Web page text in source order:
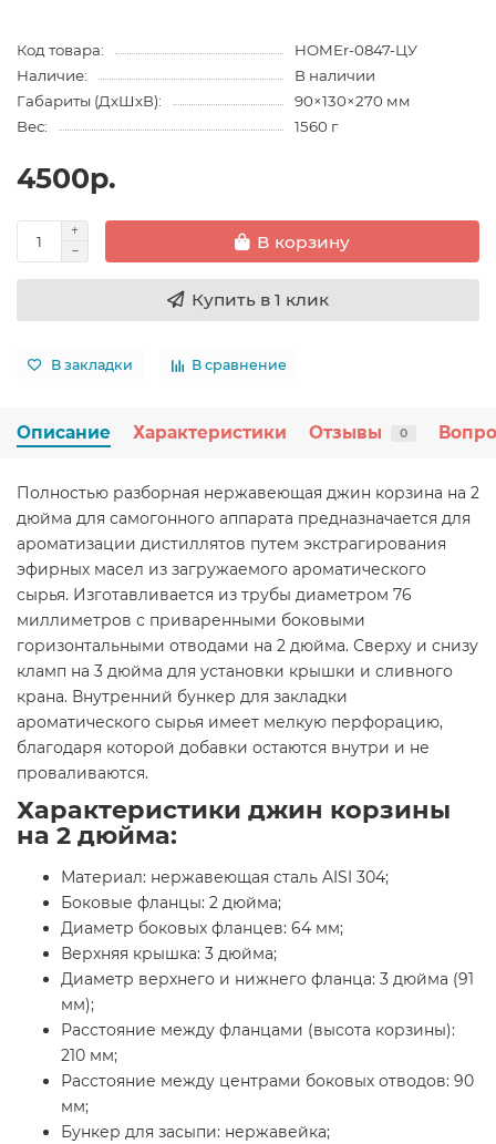
Код товара:
HOMEr-0847-ЦУ
Наличие:
В наличии
Габариты (ДхШхВ):
90×130×270 мм
Вес:
1560 г
4500р.
В корзину
Купить в 1 клик
В закладки В сравнение
Описание Характеристики Отзывы 0
Полностью разборная нержавеющая джин корзина на 2
дюйма для самогонного аппарата предназначается для
ароматизации дистиллятов путем экстрагирования
эфирных масел из загружаемого ароматического
сырья. Изготавливается из трубы диаметром 76
миллиметров с приваренными боковыми
горизонтальными отводами на 2 дюйма. Сверху и снизу
кламп на 3 дюйма для установки крышки и сливного
крана. Внутренний бункер для закладки
ароматического сырья имеет мелкую перфорацию,
благодаря которой добавки остаются внутри и не
проваливаются.
Характеристики джин корзины
на 2 дюйма:
Материал: нержавеющая сталь AISI 304;
Боковые фланцы: 2 дюйма;
Диаметр боковых фланцев: 64 мм;
Верхняя крышка: 3 дюйма;
Диаметр верхнего и нижнего фланца: 3 дюйма (91
мм);
Расстояние между фланцами (высота корзины):
210 мм;
Расстояние между центрами боковых отводов: 90
мм;
Бункер для засыпи: нержавейка;